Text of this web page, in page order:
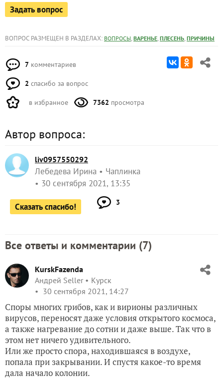
Задать вопрос
ВОПРОС РАЗМЕЩЕН В РАЗДЕЛАХ: ВОПРОСЫ, ВАРЕНЬЕ, ПЛЕСЕНЬ, ПРИЧИНЫ
7 комментариев
2 спасибо за вопрос
в избранное 7362 просмотра
Автор вопроса:
liv0957550292
Лебедева Ирина
Чаплинка
30 сентября 2021, 13:35
Сказать спасибо! 3
Все ответы и комментарии (7)
KurskFazenda
Андрей Seller
Курск
30 сентября 2021, 14:27
Споры многих грибов, как и вирионы различных
вирусов, переносят даже условия открытого космоса,
а также нагревание до сотни и даже выше. Так что в
этом нет ничего удивительного.
Или же просто спора, находившаяся в воздухе,
попала при закрывании. И спустя какое-то время
дала начало колонии.